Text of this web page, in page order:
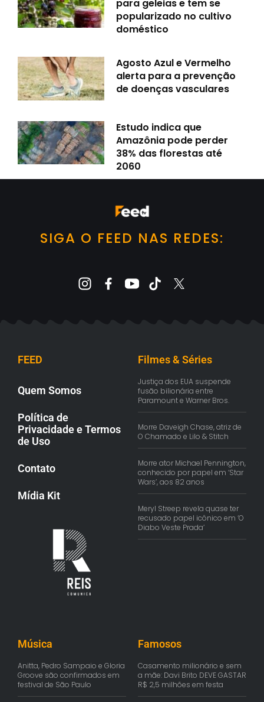
para geleias e tem se
popularizado no cultivo
doméstico
Agosto Azul e Vermelho
alerta para a prevenção
de doenças vasculares
Estudo indica que
Amazônia pode perder
38% das florestas até
2060
SIGA O FEED NAS REDES:
FEED
Quem Somos
Política de
Privacidade e Termos
de Uso
Contato
Mídia Kit
Filmes & Séries
Justiça dos EUA suspende
fusão bilionária entre
Paramount e Warner Bros.
Morre Daveigh Chase, atriz de
O Chamado e Lilo & Stitch
Morre ator Michael Pennington,
conhecido por papel em ‘Star
Wars’, aos 82 anos
Meryl Streep revela quase ter
recusado papel icônico em ‘O
Diabo Veste Prada’
Música
Anitta, Pedro Sampaio e Gloria
Groove são confirmados em
festival de São Paulo
Famosos
Casamento milionário e sem
a mãe: Davi Brito DEVE GASTAR
R$ 2,5 milhões em festa